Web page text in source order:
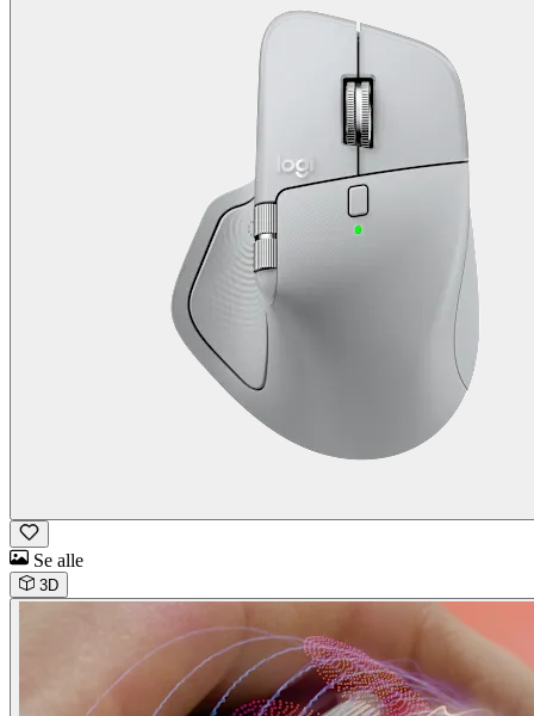
Se alle
3D